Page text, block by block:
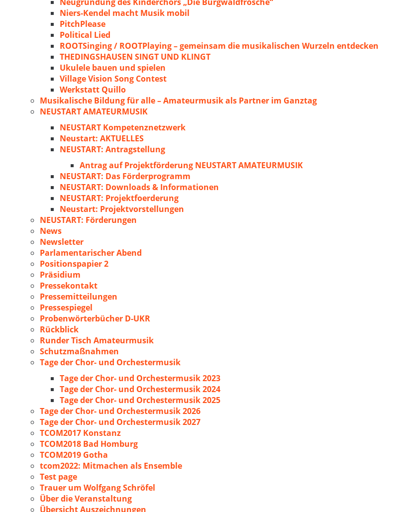
Niers-Kendel macht Musik mobil
PitchPlease
Political Lied
ROOTSinging / ROOTPlaying – gemeinsam die musikalischen Wurzeln entdecken
THEDINGSHAUSEN SINGT UND KLINGT
Ukulele bauen und spielen
Village Vision Song Contest
Werkstatt Quillo
Musikalische Bildung für alle – Amateurmusik als Partner im Ganztag
NEUSTART AMATEURMUSIK
NEUSTART Kompetenznetzwerk
Neustart: AKTUELLES
NEUSTART: Antragstellung
Antrag auf Projektförderung NEUSTART AMATEURMUSIK
NEUSTART: Das Förderprogramm
NEUSTART: Downloads & Informationen
NEUSTART: Projektfoerderung
Neustart: Projektvorstellungen
NEUSTART: Förderungen
News
Newsletter
Parlamentarischer Abend
Positionspapier 2
Präsidium
Pressekontakt
Pressemitteilungen
Pressespiegel
Probenwörterbücher D-UKR
Rückblick
Runder Tisch Amateurmusik
Schutzmaßnahmen
Tage der Chor- und Orchestermusik
Tage der Chor- und Orchestermusik 2023
Tage der Chor- und Orchestermusik 2024
Tage der Chor- und Orchestermusik 2025
Tage der Chor- und Orchestermusik 2026
Tage der Chor- und Orchestermusik 2027
TCOM2017 Konstanz
TCOM2018 Bad Homburg
TCOM2019 Gotha
tcom2022: Mitmachen als Ensemble
Test page
Trauer um Wolfgang Schröfel
Über die Veranstaltung
Übersicht Auszeichnungen